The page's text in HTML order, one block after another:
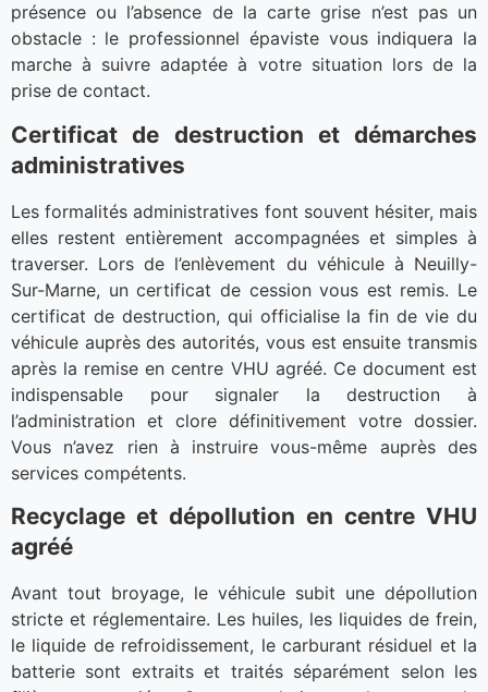
présence ou l’absence de la carte grise n’est pas un
obstacle : le professionnel épaviste vous indiquera la
marche à suivre adaptée à votre situation lors de la
prise de contact.
Certificat de destruction et démarches
administratives
Les formalités administratives font souvent hésiter, mais
elles restent entièrement accompagnées et simples à
traverser. Lors de l’enlèvement du véhicule à Neuilly-
Sur-Marne, un certificat de cession vous est remis. Le
certificat de destruction, qui officialise la fin de vie du
véhicule auprès des autorités, vous est ensuite transmis
après la remise en centre VHU agréé. Ce document est
indispensable pour signaler la destruction à
l’administration et clore définitivement votre dossier.
Vous n’avez rien à instruire vous-même auprès des
services compétents.
Recyclage et dépollution en centre VHU
agréé
Avant tout broyage, le véhicule subit une dépollution
stricte et réglementaire. Les huiles, les liquides de frein,
le liquide de refroidissement, le carburant résiduel et la
batterie sont extraits et traités séparément selon les